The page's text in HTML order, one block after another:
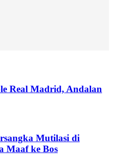
Real Madrid, Andalan
Mutilasi di
Maaf ke Bos